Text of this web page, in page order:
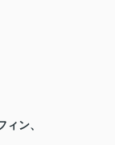
ン、